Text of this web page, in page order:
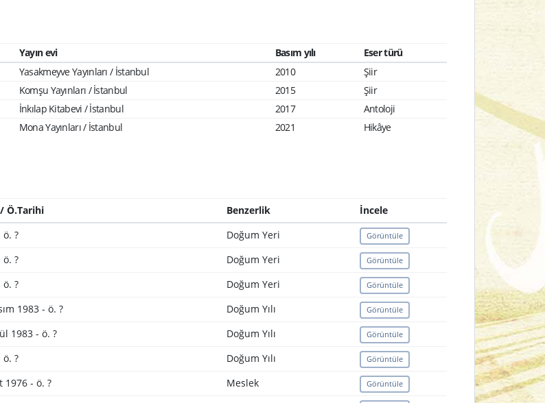
Yayın evi Basım yılı
Eser türü
Yasakmeyve Yayınları / İstanbul 2010
Şiir
Komşu Yayınları / İstanbul 2015
Şiir
İnkılap Kitabevi / İstanbul 2017
Antoloji
Mona Yayınları / İstanbul 2021 Hikâye
Ö.Tarihi Benzerlik
İncele
? Doğum Yeri Görüntüle
? Doğum Yeri Görüntüle
? Doğum Yeri Görüntüle
1983 - ö. ? Doğum Yılı Görüntüle
1983 - ö. ? Doğum Yılı Görüntüle
? Doğum Yılı Görüntüle
1976 - ö. ? Meslek Görüntüle